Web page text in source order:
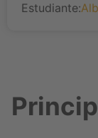
Estudiante: